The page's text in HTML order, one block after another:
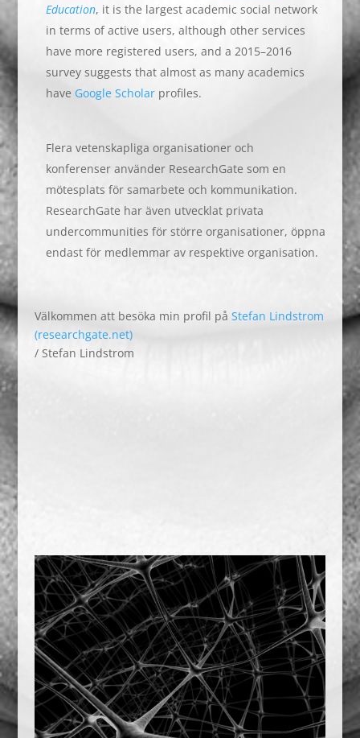
Education, it is the largest academic social network
in terms of active users, although other services
have more registered users, and a 2015–2016
survey suggests that almost as many academics
have Google Scholarprofiles.
Flera vetenskapliga organisationer och
konferenser använder ResearchGate som en
mötesplats för samarbete och kommunikation.
ResearchGate har även utvecklat privata
undercommunities för större organisationer, öppna
endast för medlemmar av respektive organisation.
Välkommen att besöka min profil på Stefan Lindstrom
(researchgate.net)
/ Stefan Lindstrom